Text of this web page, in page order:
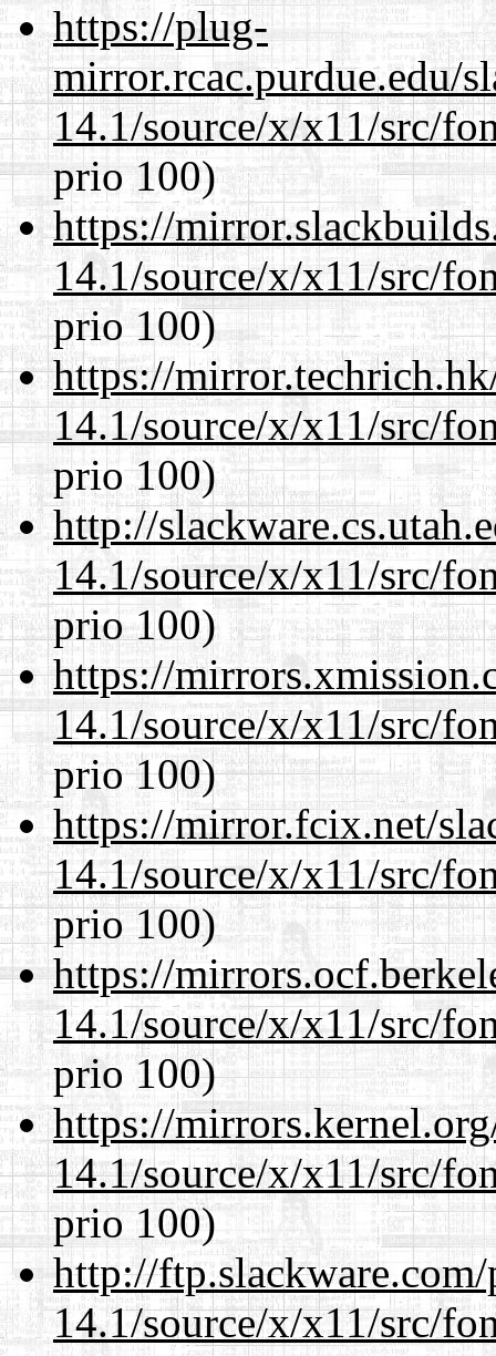
https://plug-
mirror.rcac.purdue.edu/
14.1/source/x/x11/src/
prio 100)
https://
14.1/source/x/x11/src/
prio 100)
https://
14.1/source/x/x11/src/
prio 100)
http://
14.1/source/x/x11/src/
prio 100)
https://
14.1/source/x/x11/src/
prio 100)
https://mirror.fcix.net/
14.1/source/x/x11/src/
prio 100)
https://
14.1/source/x/x11/src/
prio 100)
https://
14.1/source/x/x11/src/
prio 100)
http://
14.1/source/x/x11/src/